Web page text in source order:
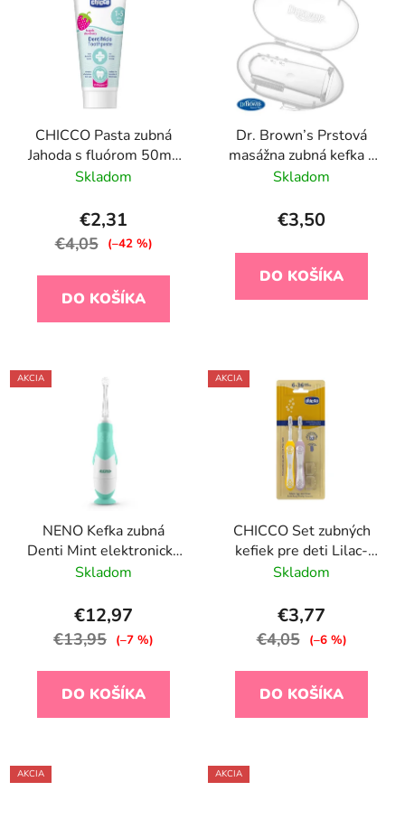
CHICCO Pasta zubná
Jahoda s fluórom 50ml,
1-5r
Skladom
€2,31
€4,05 (–42 %)
DO KOŠÍKA
Dr. Brown’s Prstová
masážna zubná kefka s
púzdrom
Skladom
€3,50
DO KOŠÍKA
AKCIA
NENO Kefka zubná
Denti Mint elektronická
pre deti 3–36 m s LED
nadstavcami, zelená
Skladom
€12,97
€13,95 (–7 %)
DO KOŠÍKA
AKCIA
CHICCO Set zubných
kefiek pre deti Lilac-
Mustard 6-36m, 2ks
Skladom
€3,77
€4,05 (–6 %)
DO KOŠÍKA
AKCIA AKCIA